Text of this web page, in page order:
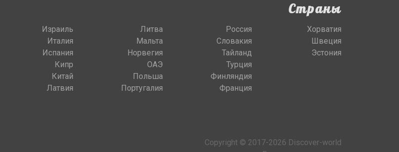
Страны
Израиль
Италия
Испания
Кипр
Китай
Латвия
Литва
Мальта
Норвегия
ОАЭ
Польша
Португалия
Россия
Словакия
Тайланд
Турция
Финляндия
Франция
Хорватия
Швеция
Эстония
Copyright © 2017-2026 Discover-world